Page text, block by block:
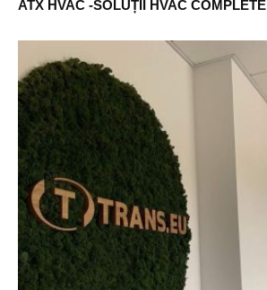
ATX HVAC -SOLUȚII HVAC COMPLETE